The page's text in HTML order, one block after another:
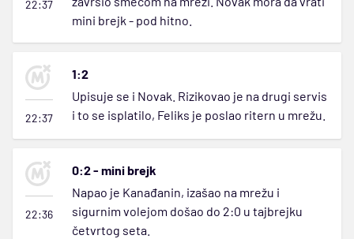
22:37
mini brejk - pod hitno.
22:37
1:2
Upisuje se i Novak. Rizikovao je na drugi servis
i to se isplatilo, Feliks je poslao ritern u mrežu.
22:36
0:2 - mini brejk
Napao je Kanađanin, izašao na mrežu i
sigurnim volejom došao do 2:0 u tajbrejku
četvrtog seta.